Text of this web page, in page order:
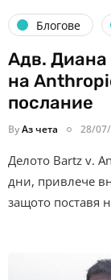
Блогове
Адв. Диана
на
послание
ByАз чета 28/
Делото Bartz v.
дни, привлече
защото поставя